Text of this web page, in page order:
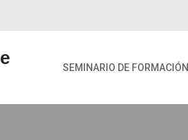
SEMINARIO DE FORMACIÓN